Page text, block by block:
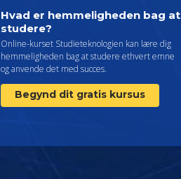
Hvad er hemmeligheden bag at
studere?
Online-kurset Studieteknologien kan lære dig
hemmeligheden bag at studere ethvert emne
og anvende det med succes.
Begynd dit gratis kursus